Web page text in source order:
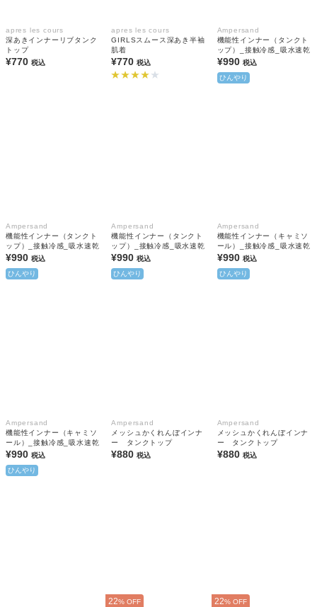
apres les cours
深あきインナーリブタンク
トップ
¥770 税込
apres les cours
GIRLSスムース深あき半袖
肌着
¥770税込
Ampersand
機能性インナー（タンクト
ップ）_接触冷感_吸水速乾
¥990 税込
ひんやり
Ampersand
機能性インナー（タンクト
ップ）_接触冷感_吸水速乾
¥990 税込
ひんやり
Ampersand
機能性インナー（タンクト
ップ）_接触冷感_吸水速乾
¥990税込
ひんやり
Ampersand
機能性インナー（キャミソ
ール）_接触冷感_吸水速乾
¥990 税込
ひんやり
Ampersand
機能性インナー（キャミソ
ール）_接触冷感_吸水速乾
¥990 税込
ひんやり
Ampersand
メッシュかくれんぼインナ
ー タンクトップ
¥880税込
Ampersand
メッシュかくれんぼインナ
ー タンクトップ
¥880 税込
22% OFF 22% OFF